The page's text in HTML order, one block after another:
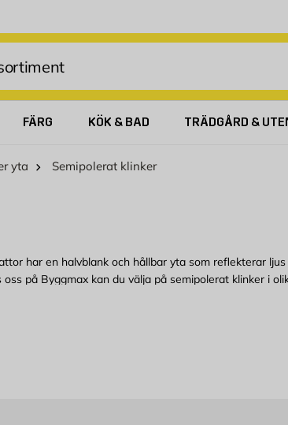
FÄRG KÖK & BAD TRÄDGÅRD &
yta Semipolerat klinker
har en halvblank och hållbar yta som reflekterar
på Byggmax kan du välja på semipolerat klinker i
sortiment för att hitta det som passar till golvet i just